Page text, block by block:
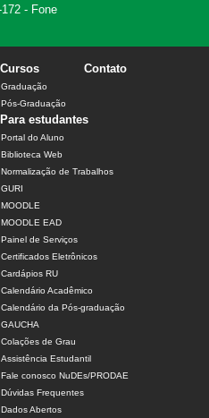
- Fone
Cursos
Graduação
Pós-Graduação
Contato
Para estudantes
Portal do Aluno
Biblioteca Web
Normalização de Trabalhos
GURI
MOODLE
MOODLE EAD
Painel de Serviços
Certificados Eletrônicos
Cardápios RU
Calendário Acadêmico
Calendário da Pós-graduação
GAUCHA
Colações de Grau
Assistência Estudantil
Fale conosco NuDEs/PRODAE
Dúvidas Frequentes
Dados Abertos